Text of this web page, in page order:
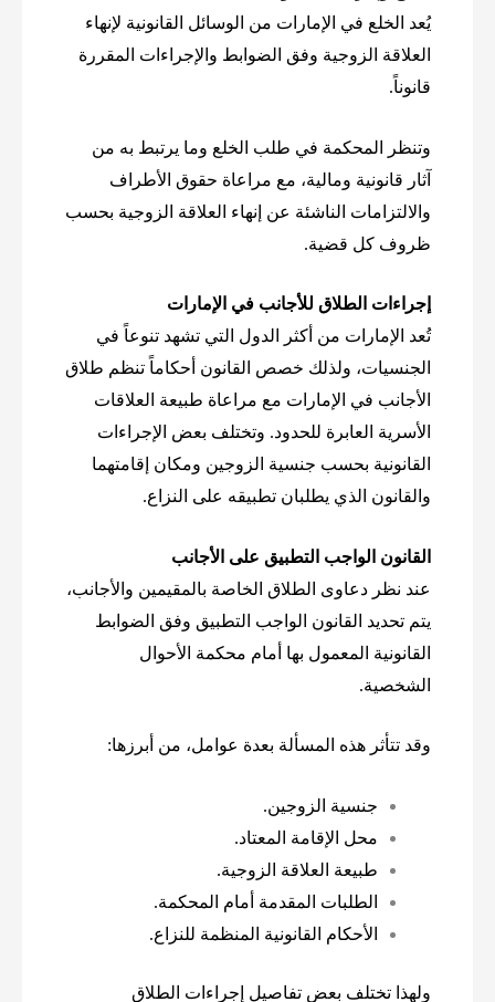
يُعد الخلع في الإمارات من الوسائل القانونية لإنهاء
العلاقة الزوجية وفق الضوابط والإجراءات المقررة
قانوناً.
وتنظر المحكمة في طلب الخلع وما يرتبط به من
آثار قانونية ومالية، مع مراعاة حقوق الأطراف
والالتزامات الناشئة عن إنهاء العلاقة الزوجية بحسب
ظروف كل قضية.
إجراءات الطلاق للأجانب في الإمارات
تُعد الإمارات من أكثر الدول التي تشهد تنوعاً في
الجنسيات، ولذلك خصص القانون أحكاماً تنظم طلاق
الأجانب في الإمارات مع مراعاة طبيعة العلاقات
الأسرية العابرة للحدود. وتختلف بعض الإجراءات
القانونية بحسب جنسية الزوجين ومكان إقامتهما
والقانون الذي يطلبان تطبيقه على النزاع.
القانون الواجب التطبيق على الأجانب
عند نظر دعاوى الطلاق الخاصة بالمقيمين والأجانب،
يتم تحديد القانون الواجب التطبيق وفق الضوابط
القانونية المعمول بها أمام محكمة الأحوال
الشخصية.
وقد تتأثر هذه المسألة بعدة عوامل، من أبرزها:
جنسية الزوجين.
محل الإقامة المعتاد.
طبيعة العلاقة الزوجية.
الطلبات المقدمة أمام المحكمة.
الأحكام القانونية المنظمة للنزاع.
ولهذا تختلف بعض تفاصيل إجراءات الطلاق